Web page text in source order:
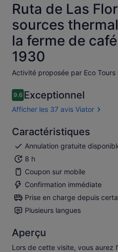
Ruta de Las
sources
la ferme de
1930
Activité proposée par Eco Tours
9.69.6 sur 10
Exceptionnel
Afficher les 37 avis Viator
Caractéristiques
Annulation gratuite
8 h
Coupon sur mobile
Confirmation immédiate
Prise en charge depuis
Plusieurs langues
Aperçu
Lors de cette visite, vous aurez